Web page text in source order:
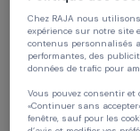
Éducation
Association
Maroc,Afrique
Politique des
Chez RAJA nous
expérience sur notre
contenus